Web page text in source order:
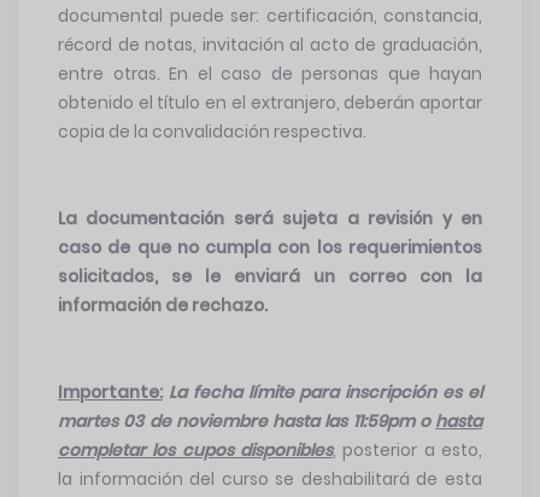
documental puede ser: certificación, constancia,
récord de notas, invitación al acto de graduación,
entre otras. En el caso de personas que hayan
obtenido el título en el extranjero, deberán aportar
copia de la convalidación respectiva.
La documentación será sujeta a revisión y en
caso de que no cumpla con los requerimientos
solicitados, se le enviará un correo con la
información de rechazo.
Importante: La fecha límite para inscripción es el
martes 03 de noviembre hasta las 11:59pm o hasta
completar los cupos disponibles, posterior a esto,
la información del curso se deshabilitará de esta